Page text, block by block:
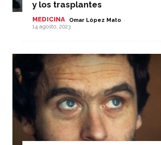
y los trasplantes
MEDICINA Omar López Mato -
14 agosto, 2023